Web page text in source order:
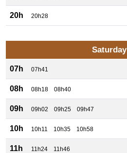
20h 20h28
Saturday
07h 07h41
08h 08h18 08h40
09h 09h02 09h25 09h47
10h 10h11 10h35 10h58
11h 11h24 11h46